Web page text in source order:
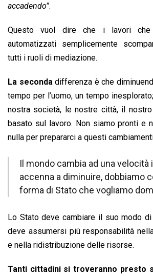
accadendo”.
Questo vuol dire che i lavori che
automatizzati semplicemente
tutti i ruoli di mediazione.
La seconda differenza è che
tempo per l’uomo, un tempo
nostra società, le nostre città, il
basato sul lavoro. Non siamo pronti e
nulla per prepararci a questi
Il mondo cambia ad una velocità
accenna a diminuire, dobbiamo
forma di Stato che vogliamo
Lo Stato deve cambiare il suo modo
deve assumersi più responsabilità
e nella ridistribuzione delle risorse.
Tanti cittadini si troveranno presto